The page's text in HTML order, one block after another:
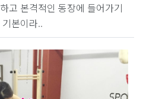
고 본격적인 동장에 들어가기
본이라..